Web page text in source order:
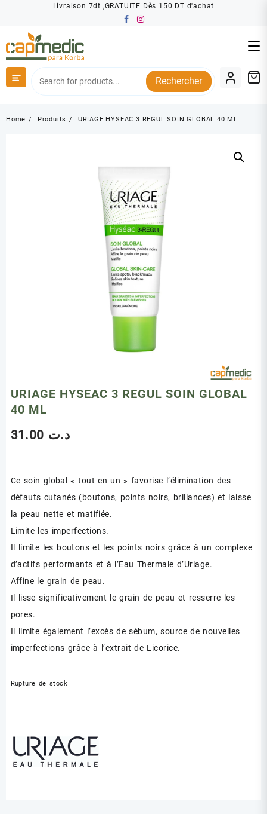
Livraison 7dt ,GRATUITE Dès 150 DT d'achat
Rechercher
Home Produits URIAGE HYSEAC 3 REGUL SOIN GLOBAL 40 ML
URIAGE HYSEAC 3 REGUL SOIN GLOBAL
40 ML
د.ت
Ce soin global « tout en un » favorise l’élimination des
défauts cutanés (boutons, points noirs, brillances) et laisse
la peau nette et matifiée.
Limite les imperfections.
Il limite les boutons et les points noirs grâce à un complexe
d’actifs performants et à l’Eau Thermale d’Uriage.
Affine le grain de peau.
Il lisse significativement le grain de peau et resserre les
pores.
Il limite également l’excès de sébum, source de nouvelles
imperfections grâce à l’extrait de Licorice.
Rupture de stock